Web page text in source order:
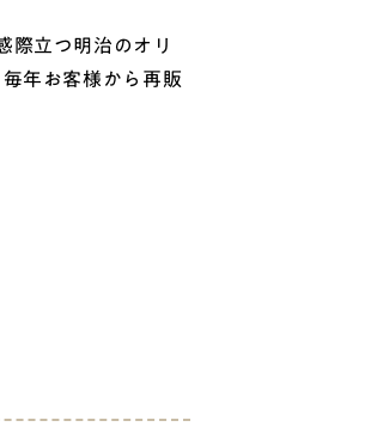
際立つ明治のオリ
年お客様から再販